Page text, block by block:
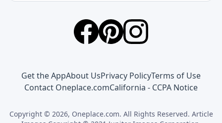
Get the AppAbout UsPrivacy PolicyTerms of Use
Contact Oneplace.comCalifornia - CCPA Notice
Copyright © 2026, Oneplace.com. All Rights Reserved. Article